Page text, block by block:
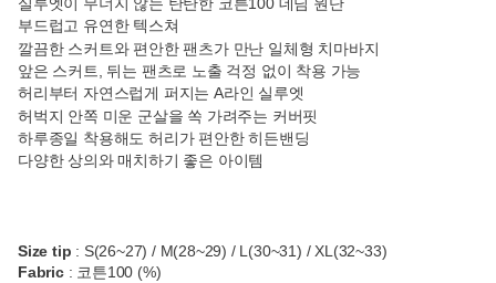
부드럽고 유연한 텍스쳐
깔끔한 스커트와 편안한 팬츠가 만난 일체형 치마바지
앞은 스커트, 뒤는 팬츠로 노출 걱정 없이 착용 가능
허리부터 자연스럽게 퍼지는 A라인 실루엣
허벅지 안쪽 미운 군살을 쏙 가려주는 커버핏
하루종일 착용해도 허리가 편안한 히든밴딩
다양한 상의와 매치하기 좋은 아이템
Size tip : S(26~27) / M(28~29) / L(30~31) / XL(32~33)
Fabric: 코튼100 (%)